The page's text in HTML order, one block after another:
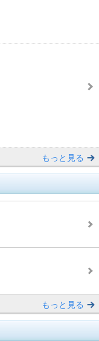
もっと見る
もっと見る